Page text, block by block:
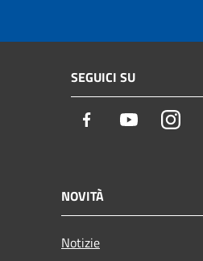
SEGUICI SU
Facebook Youtube
NOVITÀ
Notizie